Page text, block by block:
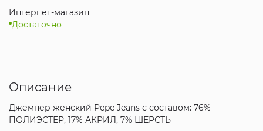
Интернет-магазин
Достаточно
Описание
Джемпер женский Pepe Jeans с составом: 76%
ПОЛИЭСТЕР, 17% АКРИЛ, 7% ШЕРСТЬ